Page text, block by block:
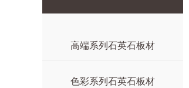
高端系列石英石板材
色彩系列石英石板材